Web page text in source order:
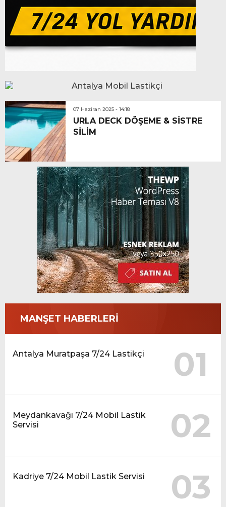
07 Haziran 2025 - 14:18
URLA DECK DÖŞEME & SİSTRE
SİLİM
MANŞET HABERLERİ
Antalya Muratpaşa 7/24 Lastikçi 01
Meydankavağı 7/24 Mobil Lastik
Servisi
02
Kadriye 7/24 Mobil Lastik Servisi 03